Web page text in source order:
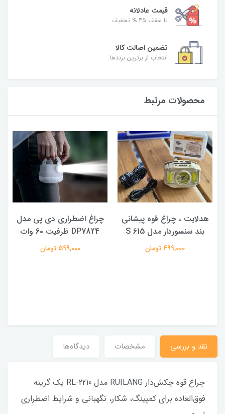
قیمت عادلانه
تا سقف 45 % تخفیف
تضمین اصالت کالا
انتخاب از برترین برندها
محصولات مرتبط
هدلایت ، چراغ قوه پیشانی
بند سنسوردار مدل 615 S
499,000 تومان
چراغ اضطراری دی پی مدل
DP7824 ظرفیت ۶۰ وات
599,000 تومان
نقد و بررسی مشخصات دیدگاه‌ها
چراغ قوه چکش‌دار RUILANG مدل RL-2210 یک گزینه
فوق‌العاده برای کمپینگ، شکار، نگهبانی و شرایط اضطراری